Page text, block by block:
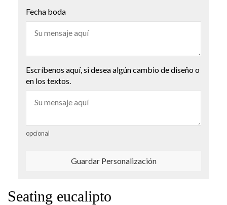
Fecha boda
Escríbenos aquí, si desea algún cambio de diseño o
en los textos.
opcional
Guardar Personalización
Seating eucalipto